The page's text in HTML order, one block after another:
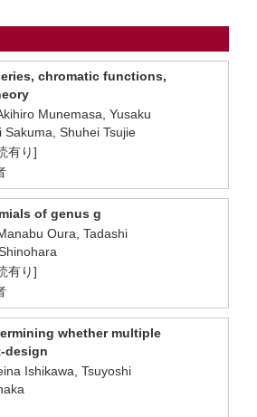
chromatic functions,
Munemasa, Yusaku
Sakuma, Shuhei Tsujie
有り]
of genus g
Oura, Tadashi
有り]
whether multiple
design
Ishikawa, Tsuyoshi